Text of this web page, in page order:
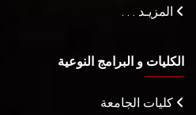
المزيـد . . .
الكليات و البرامج النوعية
كليات الجامعة